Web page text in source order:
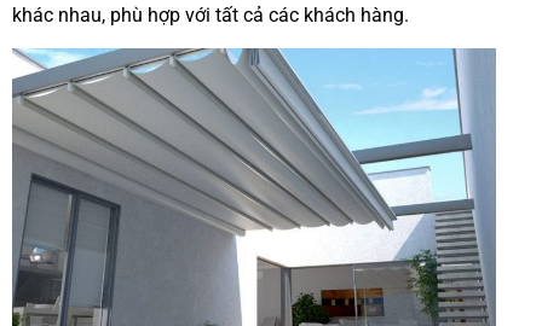
khác nhau, phù hợp với tất cả các khách hàng.